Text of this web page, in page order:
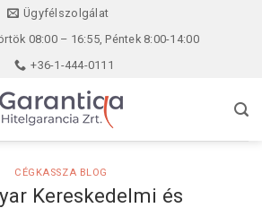
Ügyfélszolgálat
08:00 – 16:55, Péntek 8:00-14:00
+36-1-444-0111
CÉGKASSZA BLOG
Kereskedelmi és